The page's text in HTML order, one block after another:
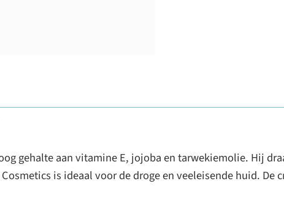
gehalte aan vitamine E, jojoba en tarwekiemolie. Hij
is ideaal voor de droge en veeleisende huid. De